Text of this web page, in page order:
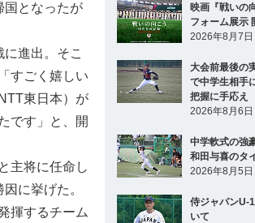
となったが
進出。そこ
すごく嬉しい
東日本）が
です」と、開
主将に任命し
に挙げた。
揮するチーム
映画『戦いの
フォーム展示
2026年8月7日
大会前最後の
で中学生相手
把握に手応え
2026年8月6日
中学軟式の強
和田与喜のタ
2026年8月5日
侍ジャパンU-
いて